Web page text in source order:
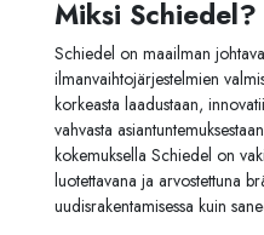
Miksi Schiedel?
Schiedel on maailman
ilmanvaihtojärjestelmien
korkeasta laadustaan,
vahvasta
kokemuksella Schiedel on
luotettavana ja arvostettuna
uudisrakentamisessa kuin